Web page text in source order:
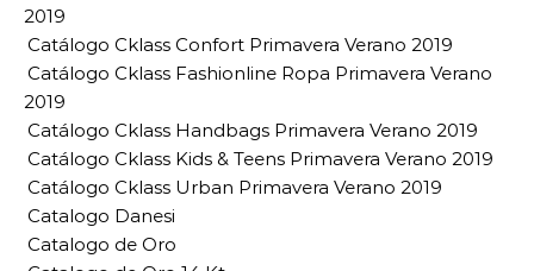
2019
Catálogo Cklass Confort Primavera Verano 2019
Catálogo Cklass Fashionline Ropa Primavera Verano
2019
Catálogo Cklass Handbags Primavera Verano 2019
Catálogo Cklass Kids & Teens Primavera Verano 2019
Catálogo Cklass Urban Primavera Verano 2019
Catalogo Danesi
Catalogo de Oro